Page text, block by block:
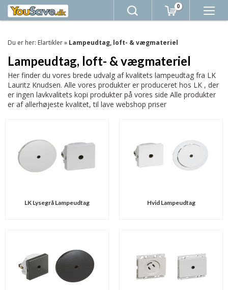
0
Du er her: Elartikler» Lampeudtag, loft- & vægmateriel
Lampeudtag, loft- & vægmateriel
Her finder du vores brede udvalg af kvalitets lampeudtag fra LK
Lauritz Knudsen. Alle vores produkter er produceret hos LK , der
er ingen lavkvalitets kopi produkter på vores side Alle produkter
er af allerhøjeste kvalitet, til lave webshop priser
LK Lysegrå Lampeudtag Hvid Lampeudtag